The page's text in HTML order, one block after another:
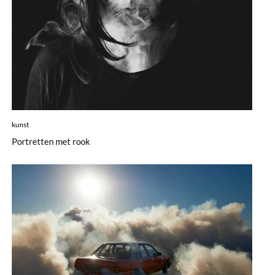
kunst
Portretten met rook